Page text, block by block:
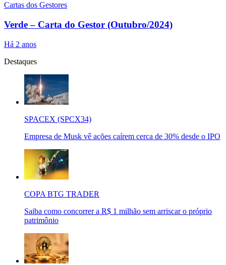
Cartas dos Gestores
Verde – Carta do Gestor (Outubro/2024)
Há 2 anos
Destaques
SPACEX (SPCX34)
Empresa de Musk vê ações caírem cerca de 30% desde o IPO
COPA BTG TRADER
Saiba como concorrer a R$ 1 milhão sem arriscar o próprio
patrimônio